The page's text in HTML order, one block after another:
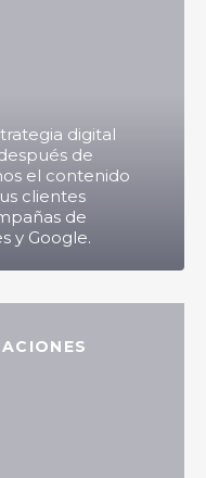
digital
de
el contenido
clientes
de
y Google.